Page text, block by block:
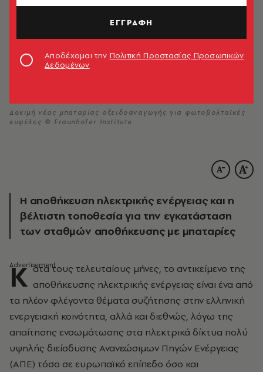
Δοκιμή νέας μπαταρίας οξειδοαναγωγής για φωτοβολταϊκές
κυψέλες © Fraunhofer Institute
Η αποθήκευση ηλεκτρικής ενέργειας και η
βέλτιστη τοποθεσία για την εγκατάσταση
των σταθμών αποθήκευσης με μπαταρίες
Κ ατά τους τελευταίους μήνες, το αντικείμενο της
αποθήκευσης ηλεκτρικής ενέργειας είναι ένα από
τα πλέον φλέγοντα θέματα συζήτησης στην ελληνική
ενεργειακή κοινότητα, αλλά και διεθνώς, λόγω της
απαίτησης ενσωμάτωσης στα ηλεκτρικά δίκτυα πολύ
υψηλής διείσδυσης Ανανεώσιμων Πηγών Ενέργειας
(ΑΠΕ) τόσο σε ευρωπαϊκό επίπεδο όσο και
ΕΓΓΡΑΦΗ
Αποδέχομαι την Πολιτική Προστασίας Προσωπικών
Δεδομένων